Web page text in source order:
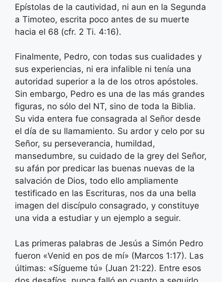
Epístolas de la cautividad, ni aun en la Segunda
a Timoteo, escrita poco antes de su muerte
hacia el 68 (cfr. 2 Ti. 4:16).
Finalmente, Pedro, con todas sus cualidades y
sus experiencias, ni era infalible ni tenía una
autoridad superior a la de los otros apóstoles.
Sin embargo, Pedro es una de las más grandes
figuras, no sólo del NT, sino de toda la Biblia.
Su vida entera fue consagrada al Señor desde
el día de su llamamiento. Su ardor y celo por su
Señor, su perseverancia, humildad,
mansedumbre, su cuidado de la grey del Señor,
su afán por predicar las buenas nuevas de la
salvación de Dios, todo ello ampliamente
testificado en las Escrituras, nos da una bella
imagen del discípulo consagrado, y constituye
una vida a estudiar y un ejemplo a seguir.
Las primeras palabras de Jesús a Simón Pedro
fueron «Venid en pos de mí» (Marcos 1:17). Las
últimas: «Sígueme tú» (Juan 21:22). Entre esos